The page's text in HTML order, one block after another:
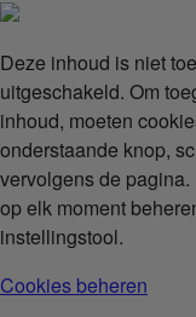
Deze inhoud is niet
uitgeschakeld. Om
inhoud, moeten
onderstaande knop,
vervolgens de
op elk moment
instellingstool.
Cookies beheren